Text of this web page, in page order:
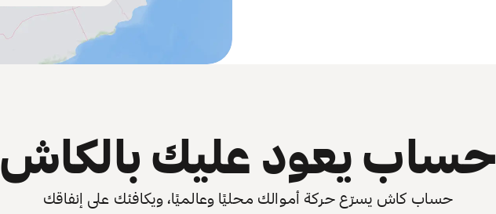
حساب يعود عليك بالكاش
حساب كاش يسرّع حركة أموالك محليًا وعالميًا، ويكافئك على إنفاقك